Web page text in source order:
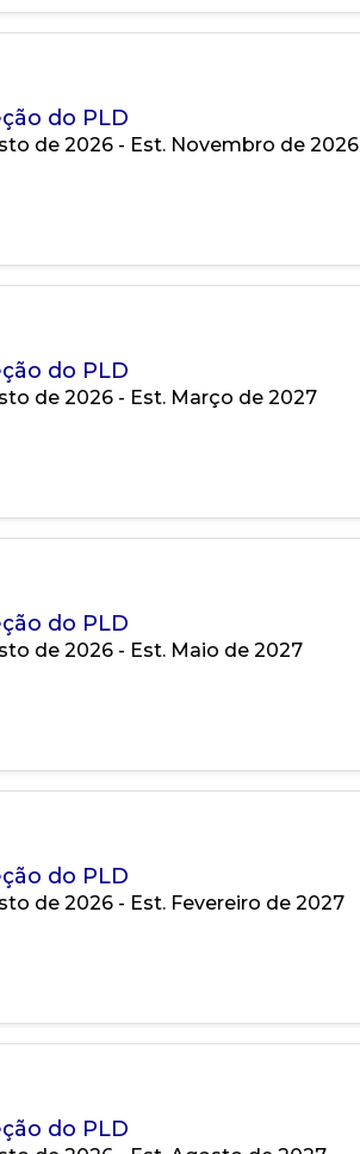
do PLD
de 2026 - Est. Novembro de 2026
do PLD
de 2026 - Est. Março de 2027
do PLD
de 2026 - Est. Maio de 2027
do PLD
de 2026 - Est. Fevereiro de 2027
do PLD